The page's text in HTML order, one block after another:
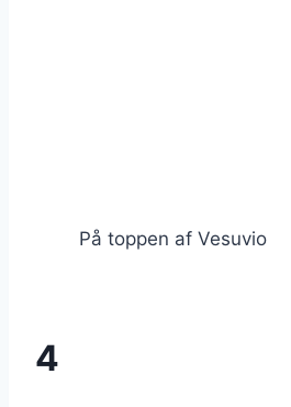
På toppen af Vesuvio
4